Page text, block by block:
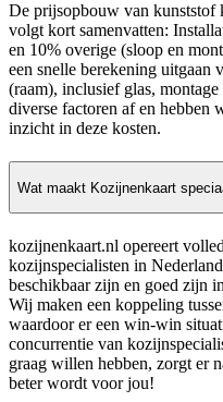
De prijsopbouw van kunststof
volgt kort samenvatten:
en 10% overige (sloop en
een snelle berekening uitgaan
(raam), inclusief glas,
diverse factoren af en hebben
inzicht in deze kosten.
Wat maakt Kozijnenkaart
kozijnenkaart.nl opereert
kozijnspecialisten in
beschikbaar zijn en goed zijn
Wij maken een koppeling
waardoor er een win-win
concurrentie van
graag willen hebben, zorgt er
beter wordt voor jou!